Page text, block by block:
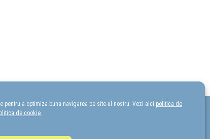
pentru a optimiza buna navigarea pe site-ul nostru. Vezi aici politica de
de cookie.